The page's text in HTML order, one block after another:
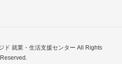
ド 就業・生活支援センター All Rights
Reserved.